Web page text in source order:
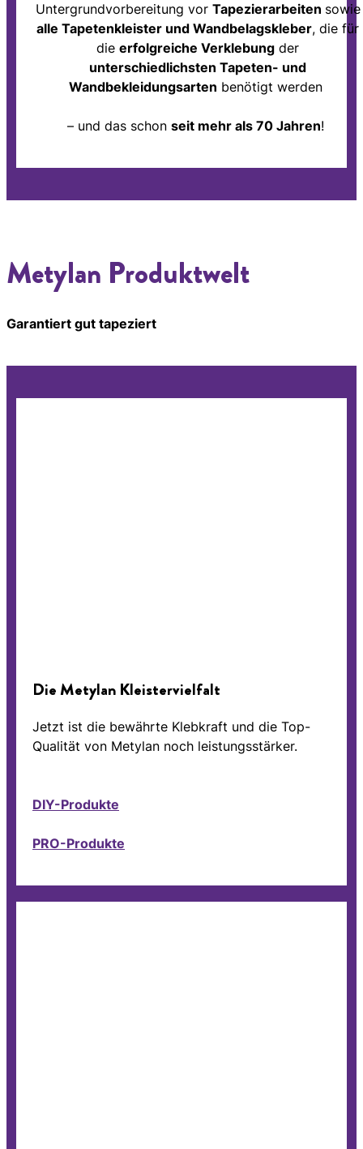
Untergrundvorbereitung vor Tapezierarbeiten sowie
alle Tapetenkleister und Wandbelagskleber, die für
die erfolgreiche Verklebung der
unterschiedlichsten Tapeten- und
Wandbekleidungsarten benötigt werden
– und das schon seit mehr als 70 Jahren!
Metylan Produktwelt
Garantiert gut tapeziert
Die Metylan Kleistervielfalt
Jetzt ist die bewährte Klebkraft und die Top-
Qualität von Metylan noch leistungsstärker.
DIY-Produkte
PRO-Produkte